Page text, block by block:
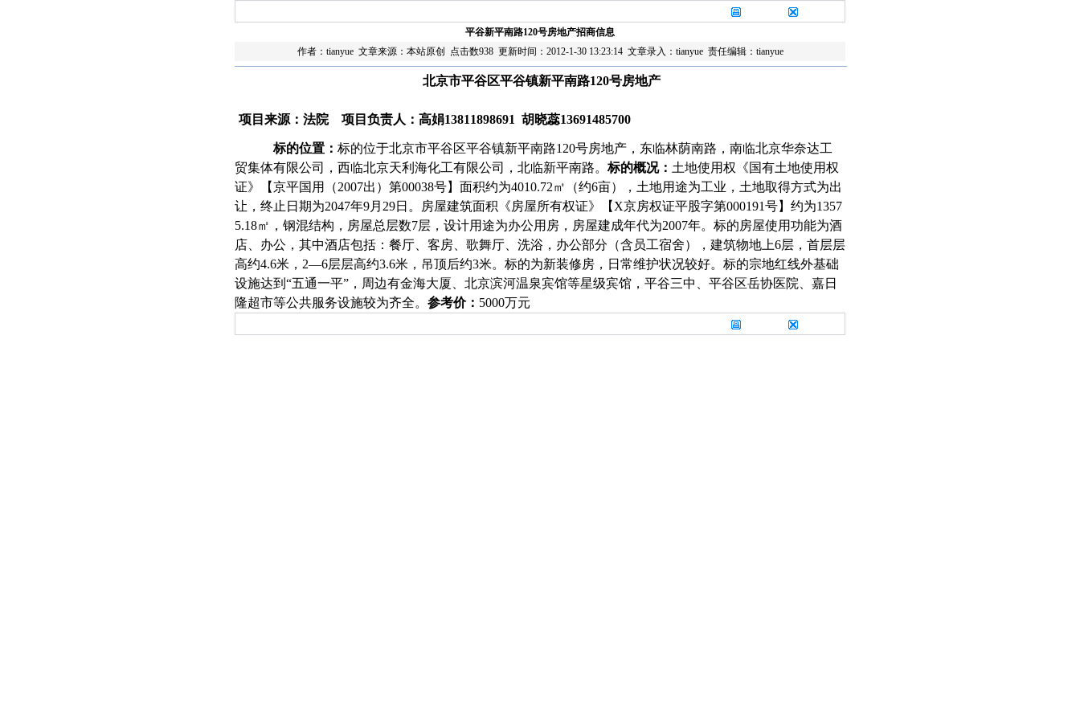
平谷新平南路120号房地产招商信息
作者：tianyue 文章来源：本站原创 点击数938 更新时间：2012-1-30 13:23:14 文章录入：tianyue 责任编辑：tianyue
北京市平谷区平谷镇新平南路120号房地产
项目来源：法院 项目负责人：高娟13811898691 胡晓蕊13691485700
标的位置：标的位于北京市平谷区平谷镇新平南路120号房地产，东临林荫南路，南临北京华奈达工
贸集体有限公司，西临北京天利海化工有限公司，北临新平南路。 标的概况： 土地使用权《国有土地使用权
证》【京平国用（2007出）第00038号】面积约为4010.72㎡（约6亩），土地用途为工业，土地取得方式为出
让，终止日期为2047年9月29日。房屋建筑面积《房屋所有权证》【X京房权证平股字第000191号】约为1357
5.18㎡，钢混结构，房屋总层数7层，设计用途为办公用房，房屋建成年代为2007年。标的房屋使用功能为酒
店、办公，其中酒店包括：餐厅、客房、歌舞厅、洗浴，办公部分（含员工宿舍），建筑物地上6层，首层层
高约4.6米，2—6层层高约3.6米，吊顶后约3米。标的为新装修房，日常维护状况较好。标的宗地红线外基础
设施达到“五通一平”，周边有金海大厦、北京滨河温泉宾馆等星级宾馆，平谷三中、平谷区岳协医院、嘉日
隆超市等公共服务设施较为齐全。 参考价： 5000万元